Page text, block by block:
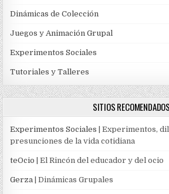
Dinámicas de Colección
Juegos y Animación Grupal
Experimentos Sociales
Tutoriales y Talleres
SITIOS RECOMENDADOS
Experimentos Sociales | Experimentos,
presunciones de la vida cotidiana
teOcio | El Rincón del educador y del ocio
Gerza | Dinámicas Grupales